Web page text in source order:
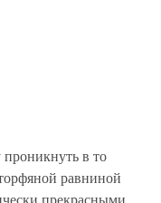
в то
равниной
прекрасными